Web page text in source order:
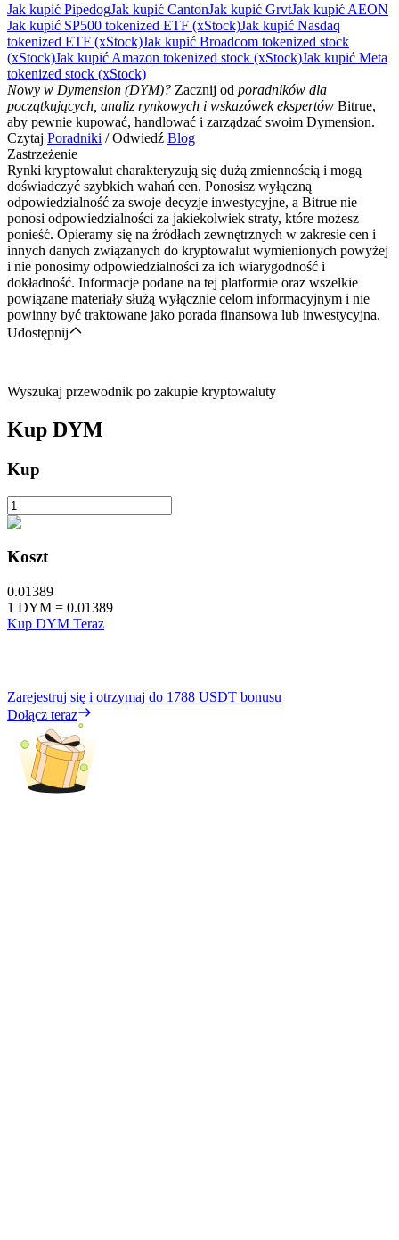
Jak kupić PipedogJak kupić CantonJak kupić GrvtJak kupić AEON
Jak kupić SP500 tokenized ETF (xStock)Jak kupić Nasdaq
tokenized ETF (xStock)Jak kupić Broadcom tokenized stock
(xStock)Jak kupić Amazon tokenized stock (xStock)Jak kupić Meta
tokenized stock (xStock)
Nowy w Dymension (DYM)? Zacznij od poradników dla
początkujących, analiz rynkowych i wskazówek ekspertów Bitrue,
aby pewnie kupować, handlować i zarządzać swoim Dymension.
Czytaj Poradniki / Odwiedź Blog
Zastrzeżenie
Rynki kryptowalut charakteryzują się dużą zmiennością i mogą
doświadczyć szybkich wahań cen. Ponosisz wyłączną
odpowiedzialność za swoje decyzje inwestycyjne, a Bitrue nie
ponosi odpowiedzialności za jakiekolwiek straty, które możesz
ponieść. Opieramy się na źródłach zewnętrznych w zakresie cen i
innych danych związanych do kryptowalut wymienionych powyżej
i nie ponosimy odpowiedzialności za ich wiarygodność i
dokładność. Informacje podane na tej platformie oraz wszelkie
powiązane materiały służą wyłącznie celom informacyjnym i nie
powinny być traktowane jako porada finansowa lub inwestycyjna.
Udostępnij
Wyszukaj przewodnik po zakupie kryptowaluty
Kup DYM
Kup
Koszt
0.01389
1 DYM = 0.01389
Kup DYM Teraz
Zarejestruj się i otrzymaj do 1788 USDT bonusu
Dołącz teraz